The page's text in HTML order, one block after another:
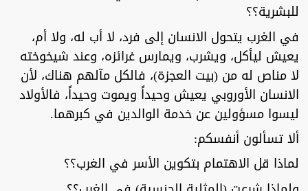
للبشرية؟؟
في الغرب يتحول الانسان إلى فرد، لا أب له، ولا أم،
يعيش ليأكل، ويشرب، ويمارس غرائزه، وعند شيخوخته
لا مناص له من (بيت العجزة)، فالكل مآلهم هناك، لأن
الانسان الأوروبي يعيش وحيداً ويموت وحيداً، فالأولاد
ليسوا مسؤولين عن خدمة الوالدين في كبرهما.
ألا تسألون أنفسكم:
لماذا قل الاهتمام بتكوين الأسر في الغرب؟؟